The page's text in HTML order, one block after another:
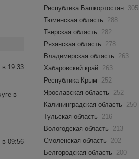
19:33
в
09:56
Республика Башкортостан 305
Тюменская область
288
Тверская область
282
Рязанская область
278
Владимирская область
263
Хабаровский край 263
Республика Крым
252
Ярославская область
252
Калининградская область
250
Тульская область
216
Вологодская область
213
Смоленская область
202
Белгородская область
200